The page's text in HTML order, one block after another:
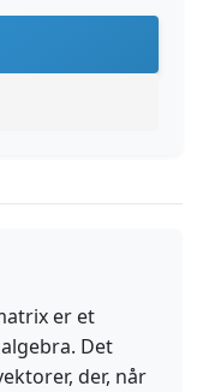
er et
Det
der, når